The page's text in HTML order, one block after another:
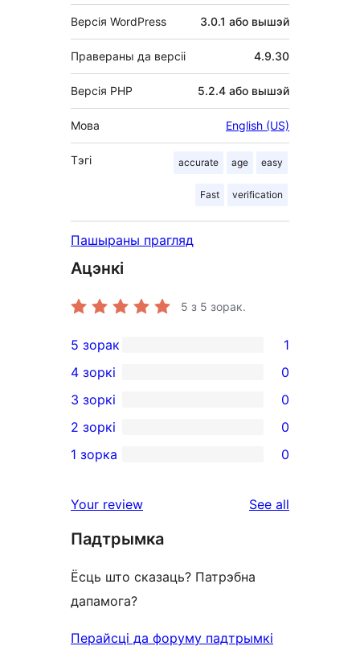
Версія WordPress 3.0.1 або вышэй
Правераны да версіі 4.9.30
Версія PHP 5.2.4 або вышэй
Мова English (US)
Тэгі accurate age easy
Fast verification
Пашыраны прагляд
Ацэнкі
5 з 5 зорак.
1
5-
star
review
5 зорак 1
4-
star
reviews
4 зоркі 0
0
3-
star
3 зоркі 0
2-
reviews
2 зоркі 0
star
reviews
1 зорка 0
Your review See all
Падтрымка
Ёсць што сказаць? Патрэбна
дапамога?
Перайсці да форуму падтрымкі